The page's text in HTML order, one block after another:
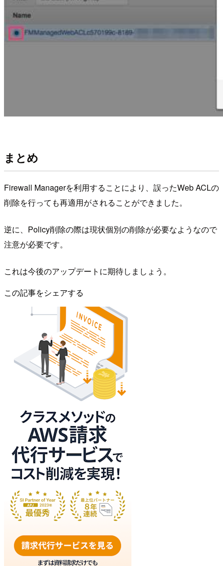
まとめ
Firewall Managerを利用することにより、誤ったWeb ACLの
削除を行っても再適用がされることができました。
逆に、Policy削除の際は現状個別の削除が必要なようなので
注意が必要です。
これは今後のアップデートに期待しましょう。
この記事をシェアする